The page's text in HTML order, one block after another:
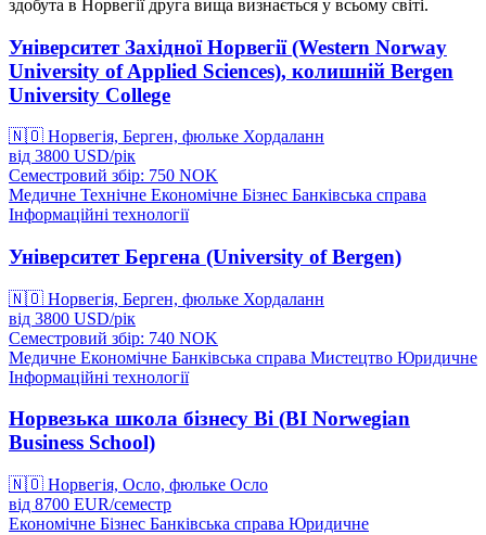
здобута в Норвегії друга вища визнається у всьому світі.
Університет Західної Норвегії (Western Norway
University of Applied Sciences), колишній Bergen
University College
🇳🇴 Норвегія, Берген, фюльке Хордаланн
від 3800 USD/рік
Семестровий збір: 750 NOK
Медичне Технічне Економічне Бізнес Банківська справа
Інформаційні технології
Університет Бергена (University of Bergen)
🇳🇴 Норвегія, Берген, фюльке Хордаланн
від 3800 USD/рік
Семестровий збір: 740 NOK
Медичне Економічне Банківська справа Мистецтво Юридичне
Інформаційні технології
Норвезька школа бізнесу Bi (BI Norwegian
Business School)
🇳🇴 Норвегія, Осло, фюльке Осло
від 8700 EUR/семестр
Економічне Бізнес Банківська справа Юридичне